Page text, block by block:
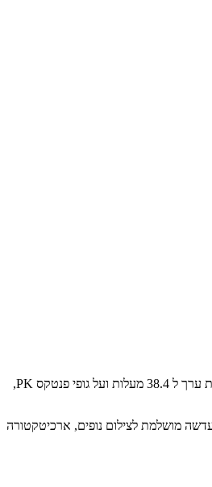
עדשת Samyang T-S 24mm f/3.5 ED AS UMC מתוכננת למצלמות בעלות חיישן בגודל מלא ושמישה גם עם מצלמות בעלות חיישן קטן יותר. על גופי קאנון APS-C גזרת הצילום שוות ערך ל 38.4 מעלות ועל גופי פנטקס PK,
מושלמת לצילום נופים, ארכיטקטורה